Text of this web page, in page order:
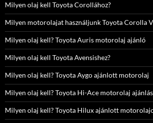
Milyen olaj kell Toyota Corollához?
Milyen motorolajat használjunk Toyota Corolla
Milyen olaj kell? Toyota Auris motorolaj ajánló
Milyen olaj kell Toyota Avensishez?
Milyen olaj kell? Toyota Aygo ajánlott motorolaj
Milyen olaj kell? Toyota Hi-Ace motorolaj
Milyen olaj kell? Toyota Hilux ajánlott